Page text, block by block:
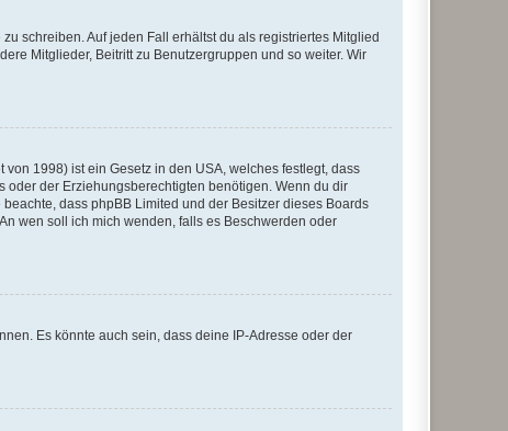
schreiben. Auf jeden Fall erhältst du als registriertes Mitglied
Mitglieder, Beitritt zu Benutzergruppen und so weiter. Wir
1998) ist ein Gesetz in den USA, welches festlegt, dass
der Erziehungsberechtigten benötigen. Wenn du dir
dass phpBB Limited und der Besitzer dieses Boards
wen soll ich mich wenden, falls es Beschwerden oder
Es könnte auch sein, dass deine IP-Adresse oder der